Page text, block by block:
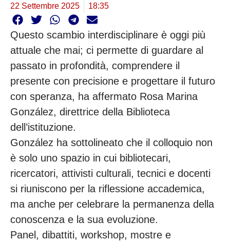
22 Settembre 2025 18:35
Questo scambio interdisciplinare è oggi più
attuale che mai; ci permette di guardare al
passato in profondità, comprendere il
presente con precisione e progettare il futuro
con speranza, ha affermato Rosa Marina
González, direttrice della Biblioteca
dell’istituzione.
González ha sottolineato che il colloquio non
è solo uno spazio in cui bibliotecari,
ricercatori, attivisti culturali, tecnici e docenti
si riuniscono per la riflessione accademica,
ma anche per celebrare la permanenza della
conoscenza e la sua evoluzione.
Panel, dibattiti, workshop, mostre e